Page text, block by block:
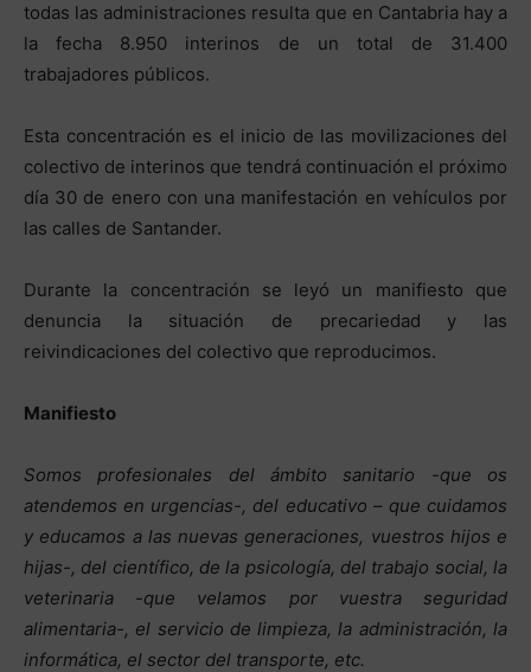
todas las administraciones resulta que en Cantabria hay a
la fecha 8.950 interinos de un total de 31.400
trabajadores públicos.
Esta concentración es el inicio de las movilizaciones del
colectivo de interinos que tendrá continuación el próximo
día 30 de enero con una manifestación en vehículos por
las calles de Santander.
Durante la concentración se leyó un manifiesto que
denuncia la situación de precariedad y las
reivindicaciones del colectivo que reproducimos.
Manifiesto
Somos profesionales del ámbito sanitario -que os
atendemos en urgencias-, del educativo – que cuidamos
y educamos a las nuevas generaciones, vuestros hijos e
hijas-, del científico, de la psicología, del trabajo social, la
veterinaria -que velamos por vuestra seguridad
alimentaria-, el servicio de limpieza, la administración, la
informática, el sector del transporte, etc.